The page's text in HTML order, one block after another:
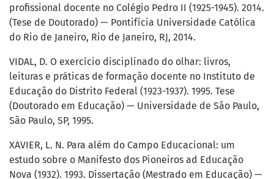
profissional docente no Colégio Pedro II (1925-1945). 2014.
(Tese de Doutorado) — Pontifícia Universidade Católica
do Rio de Janeiro, Rio de Janeiro, RJ, 2014.
VIDAL, D. O exercício disciplinado do olhar: livros,
leituras e práticas de formação docente no Instituto de
Educação do Distrito Federal (1923-1937). 1995. Tese
(Doutorado em Educação) — Universidade de São Paulo,
São Paulo, SP, 1995.
XAVIER, L. N. Para além do Campo Educacional: um
estudo sobre o Manifesto dos Pioneiros ad Educação
Nova (1932). 1993. Dissertação (Mestrado em Educação) —